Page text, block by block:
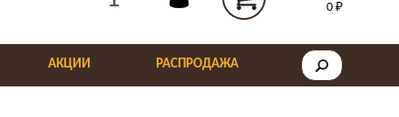
0 ₽
РАСПРОДАЖА
АКЦИИ